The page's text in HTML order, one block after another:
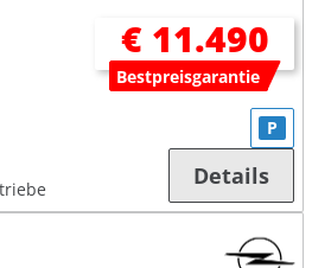
€ 11.490
Bestpreisgarantie
P
Details